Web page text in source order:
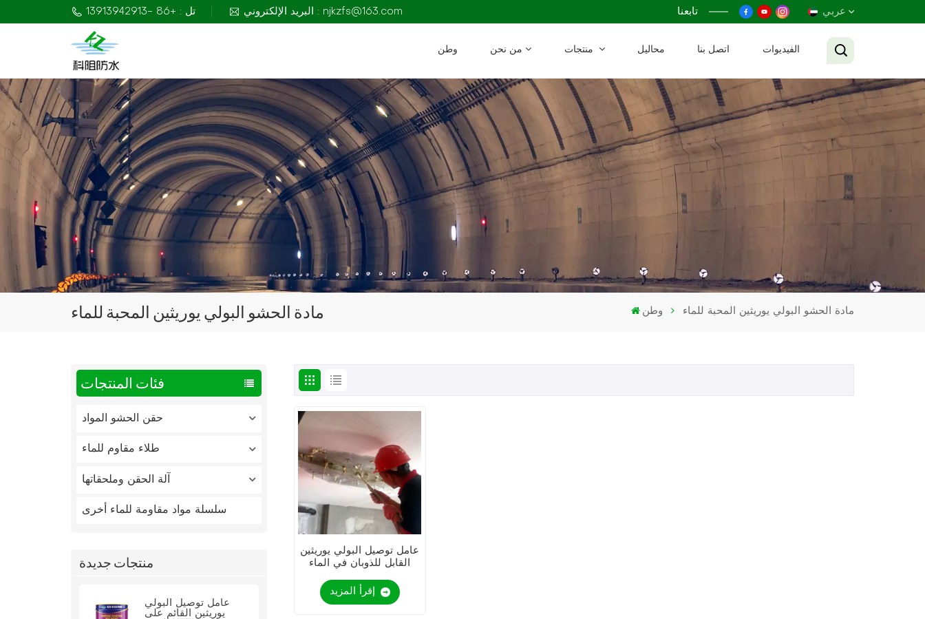
تل : +86 -13913942913 البريد الإلكتروني : njkzfs@163.com تابعنا عربي
Français
Русский
وطن من نحن محاليل اتصل بنا الفيديوات
مادة الحشو البولي يوريثين المحبة للماء وطن مادة الحشو البولي يوريثين المحبة للماء
فئات المنتجات
حقن الحشو المواد
طلاء مقاوم للماء
آلة الحقن وملحقاتها
سلسلة مواد مقاومة للماء أخرى
منتجات جديدة
عامل توصيل البولي
يوريثين القائم على
عامل توصيل البولي يوريثين
القابل للذوبان في الماء
إقرأ المزيد